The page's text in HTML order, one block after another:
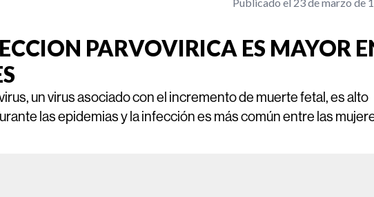
PARVOVIRICA ES MAYOR
un virus asociado con el incremento de muerte fetal, es alto
las epidemias y la infección es más común entre las